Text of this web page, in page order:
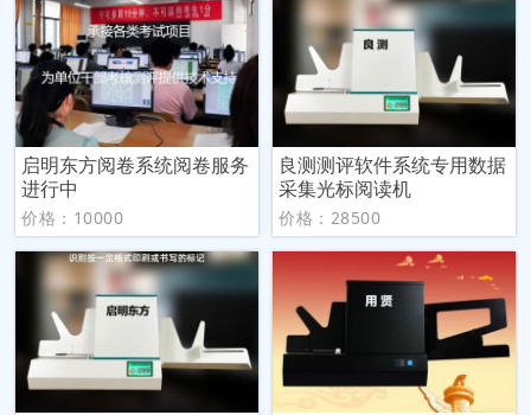
启明东方阅卷系统阅卷服务
进行中
价格：10000
良测测评软件系统专用数据
采集光标阅读机
价格：28500